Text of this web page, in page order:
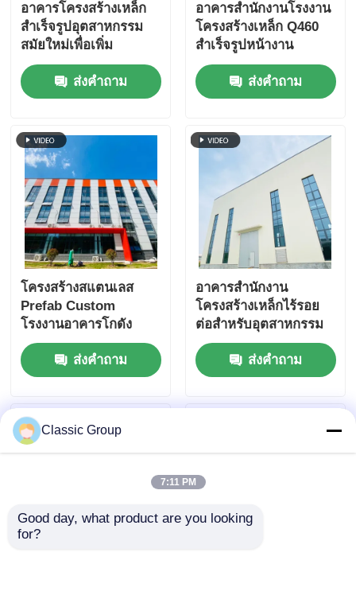
อาคารโครงสร้างเหล็ก
สำเร็จรูปอุตสาหกรรม
สมัยใหม่เพื่อเพิ่ม
ประสิทธิภาพการผลิตใน
โรงงาน
ส่งคำถาม
อาคารสำนักงานโรงงาน
โครงสร้างเหล็ก Q460
สำเร็จรูปหน้างาน
อาคารสำนักงานสำหรับ
งานหนัก ส่งคำถาม
โครงสร้างสแตนเลส
Prefab Custom
โรงงานอาคารโกดัง
BREEAM รับรอง
ส่งคำถาม
อาคารสำนักงาน
โครงสร้างเหล็กไร้รอย
ต่อสำหรับอุตสาหกรรม
โกดังโรงงานสำเร็จรูป
ส่งคำถาม
Classic Group
7:11 PM
Good day, what product are you looking
for?